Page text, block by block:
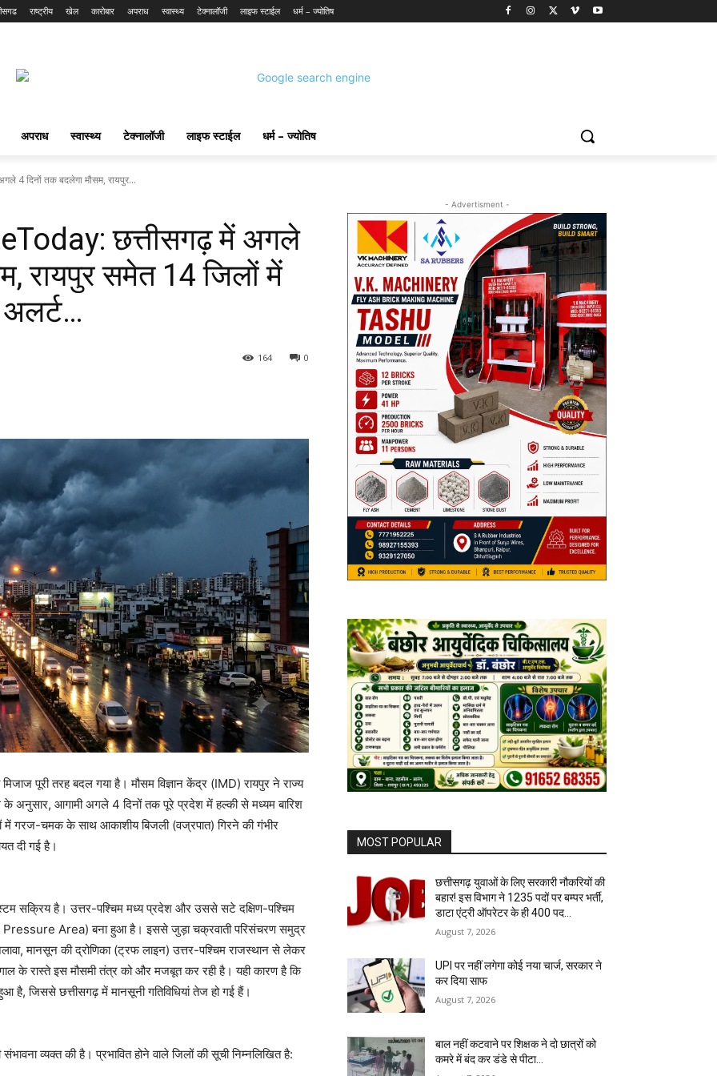
राष्ट्रीय खेल कारोबार अपराध स्वास्थ्य टेक्नालॉजी लाइफ स्टाईल धर्म – ज्योतिष
अपराध स्वास्थ्य टेक्नालॉजी लाइफ स्टाईल धर्म – ज्योतिष
4 दिनों तक बदलेगा मौसम, रायपुर...
छत्तीसगढ़ में अगले
रायपुर समेत 14 जिलों में
0
164
पूरी तरह बदल गया है। मौसम विज्ञान केंद्र (IMD) रायपुर ने राज्य
के अनुसार, आगामी अगले 4 दिनों तक पूरे प्रदेश में हल्की से मध्यम बारिश
में गरज-चमक के साथ आकाशीय बिजली (वज्रपात) गिरने की गंभीर
दी गई है।
सक्रिय है। उत्तर-पश्चिम मध्य प्रदेश और उससे सटे दक्षिण-पश्चिम
Pressure Area) बना हुआ है। इससे जुड़ा चक्रवाती परिसंचरण समुद्र
मानसून की द्रोणिका (ट्रफ लाइन) उत्तर-पश्चिम राजस्थान से लेकर
के रास्ते इस मौसमी तंत्र को और मजबूत कर रही है। यही कारण है कि
जिससे छत्तीसगढ़ में मानसूनी गतिविधियां तेज हो गई हैं।
व्यक्त की है। प्रभावित होने वाले जिलों की सूची निम्नलिखित है:
- Advertisment -
MOST POPULAR
छत्तीसगढ़ युवाओं के लिए सरकारी नौकरियों की
बहार! इस विभाग ने 1235 पदों पर बम्पर भर्ती,
डाटा एंट्री ऑपरेटर के ही 400 पद…
August 7, 2026
UPI पर नहीं लगेगा कोई नया चार्ज, सरकार ने
कर दिया साफ
August 7, 2026
बाल नहीं कटवाने पर शिक्षक ने दो छात्रों को
कमरे में बंद कर डंडे से पीटा…